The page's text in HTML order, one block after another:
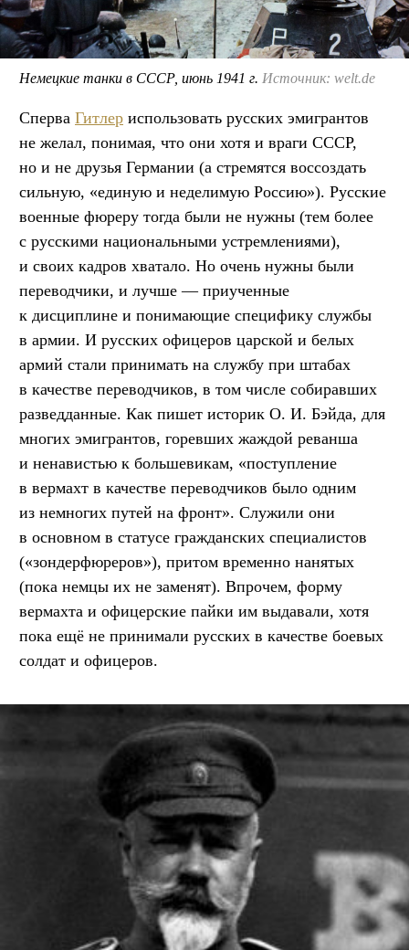
Немецкие танки в СССР, июнь 1941 г. Источник: welt.de
Сперва Гитлер использовать русских эмигрантов
не желал, понимая, что они хотя и враги СССР,
но и не друзья Германии (а стремятся воссоздать
сильную, «единую и неделимую Россию»). Русские
военные фюреру тогда были не нужны (тем более
с русскими национальными устремлениями),
и своих кадров хватало. Но очень нужны были
переводчики, и лучше — приученные
к дисциплине и понимающие специфику службы
в армии. И русских офицеров царской и белых
армий стали принимать на службу при штабах
в качестве переводчиков, в том числе собиравших
разведданные. Как пишет историк О. И. Бэйда, для
многих эмигрантов, горевших жаждой реванша
и ненавистью к большевикам, «поступление
в вермахт в качестве переводчиков было одним
из немногих путей на фронт». Служили они
в основном в статусе гражданских специалистов
(«зондерфюреров»), притом временно нанятых
(пока немцы их не заменят). Впрочем, форму
вермахта и офицерские пайки им выдавали, хотя
пока ещё не принимали русских в качестве боевых
солдат и офицеров.